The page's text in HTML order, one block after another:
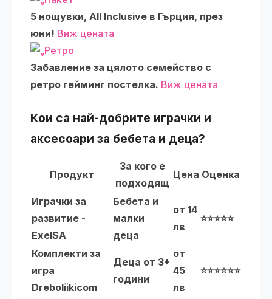
5 нощувки, All Inclusive в Гърция, през
юни! Виж цената
Забавление за цялото семейство с
ретро гейминг постелка. Виж цената
Кои са най-добрите играчки и
аксесоари за бебета и деца?
Продукт
За кого е
подходящ
Цена Оценка
Играчки за
развитие -
ExelSA
Бебета и
малки
деца
от 14
лв
⭐⭐⭐⭐⭐
Комплекти за
игра
Dreboliikicom
Деца от 3+
години
от
45
лв
⭐⭐⭐⭐⭐⭐